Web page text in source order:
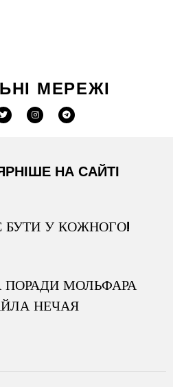
МЕРЕЖІ
НА САЙТІ
У КОЖНОГО!
ПОРАДИ МОЛЬФАРА
НЕЧАЯ